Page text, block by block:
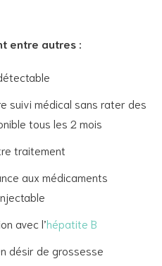
entre autres :
suivi médical sans rater des
tous les 2 mois
traitement
aux médicaments
avec l’hépatite B
désir de grossesse